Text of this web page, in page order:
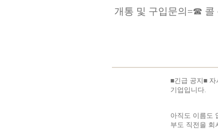
개통 및 구입문의=☎ 콜
■긴급 공지■
기업입니다.
아직도 이름도
부도 직전을 회